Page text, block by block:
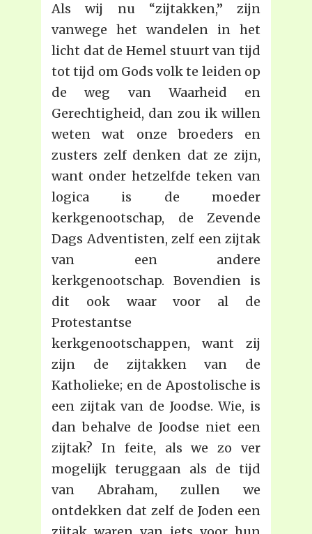
Als wij nu “zijtakken,” zijn
vanwege het wandelen in het
licht dat de Hemel stuurt van tijd
tot tijd om Gods volk te leiden op
de weg van Waarheid en
Gerechtigheid, dan zou ik willen
weten wat onze broeders en
zusters zelf denken dat ze zijn,
want onder hetzelfde teken van
logica is de moeder
kerkgenootschap, de Zevende
Dags Adventisten, zelf een zijtak
van een andere
kerkgenootschap. Bovendien is
dit ook waar voor al de
Protestantse
kerkgenootschappen, want zij
zijn de zijtakken van de
Katholieke; en de Apostolische is
een zijtak van de Joodse. Wie, is
dan behalve de Joodse niet een
zijtak? In feite, als we zo ver
mogelijk teruggaan als de tijd
van Abraham, zullen we
ontdekken dat zelf de Joden een